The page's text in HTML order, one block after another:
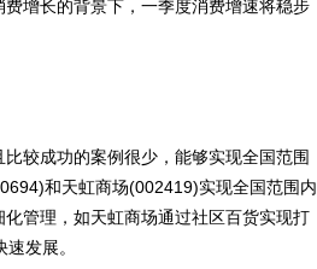
增长的背景下，一季度消费增速将稳步
较成功的案例很少，能够实现全国范围
和天虹商场(002419)实现全国范围内
管理，如天虹商场通过社区百货实现打
发展。